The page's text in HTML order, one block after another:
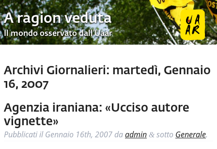
A ragion veduta
Il mondo osservato dall’Uaar
Archivi Giornalieri: martedì, Gennaio
16, 2007
Agenzia iraniana: «Ucciso autore
vignette»
Pubblicati ilGennaio 16th, 2007 daadmin & sotto Generale.